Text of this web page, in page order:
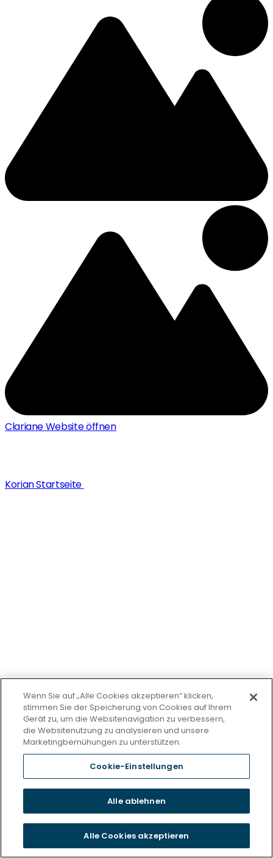
Clariane Website öffnen
Korian Startseite
Wenn Sie auf „Alle Cookies akzeptieren“ klicken,
stimmen Sie der Speicherung von Cookies auf Ihrem
Gerät zu, um die Websitenavigation zu verbessern,
die Websitenutzung zu analysieren und unsere
Marketingbemühungen zu unterstützen.
Cookie-Einstellungen
Alle ablehnen
Alle Cookies akzeptieren